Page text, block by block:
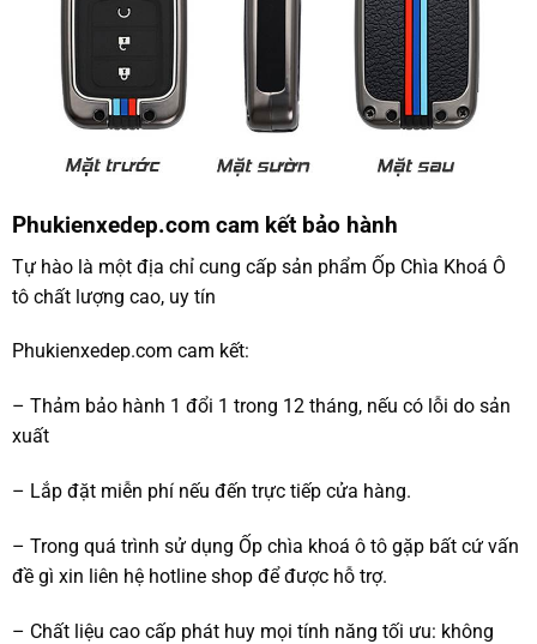
Phukienxedep.com cam kết bảo hành
Tự hào là một địa chỉ cung cấp sản phẩm Ốp Chìa Khoá Ô
tô chất lượng cao, uy tín
Phukienxedep.com cam kết:
– Thảm bảo hành 1 đổi 1 trong 12 tháng, nếu có lỗi do sản
xuất
– Lắp đặt miễn phí nếu đến trực tiếp cửa hàng.
– Trong quá trình sử dụng Ốp chìa khoá ô tô gặp bất cứ vấn
đề gì xin liên hệ hotline shop để được hỗ trợ.
– Chất liệu cao cấp phát huy mọi tính năng tối ưu: không